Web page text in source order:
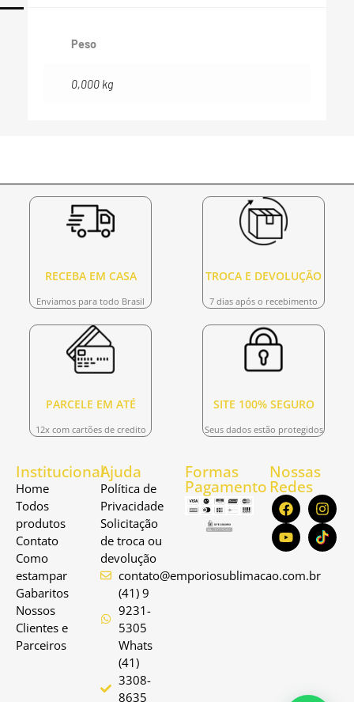
Peso
0,000 kg
RECEBA EM CASA
Enviamos para todo Brasil
TROCA E DEVOLUÇÃO
7 dias após o recebimento
PARCELE EM ATÉ
12x com cartões de credito
SITE 100% SEGURO
Seus dados estão protegidos
Institucional
Home
Todos
produtos
Contato
Como
estampar
Gabaritos
Nossos
Clientes e
Parceiros
Ajuda
Política de
Privacidade
Solicitação
de troca ou
devolução
contato@emporiosublimacao.com.br
(41) 9
9231-
5305
Whats
(41)
3308-
8635
Formas
Pagamento
Nossas
Redes